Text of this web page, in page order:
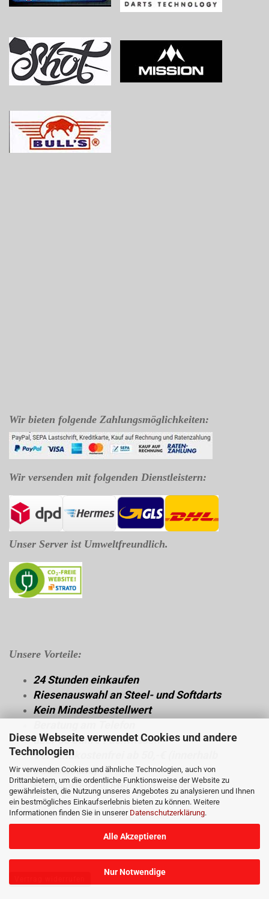
Diese Webseite verwendet Cookies und andere
Technologien
Wir verwenden Cookies und ähnliche Technologien, auch von
Drittanbietern, um die ordentliche Funktionsweise der Website zu
gewährleisten, die Nutzung unseres Angebotes zu analysieren und Ihnen
ein bestmögliches Einkaufserlebnis bieten zu können. Weitere
Informationen finden Sie in unserer Datenschutzerklärung.
Alle Akzeptieren
Nur Notwendige
Wir bieten folgende Zahlungsmöglichkeiten:
Wir versenden mit folgenden Dienstleistern:
Unser Server ist Umweltfreundlich.
Unsere Vorteile:
24 Stunden einkaufen
Riesenauswahl an Steel- und Softdarts
Kein Mindestbestellwert
über 30 Jahre Fachwissen
Versandkostenfrei ab 50,-€ (innerhalb
Deutschland)
Preisvorteil bei Mengenabnahmen
Dann viel Spaß beim Shoppen.